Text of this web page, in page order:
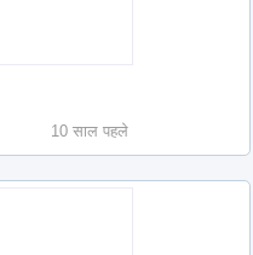
10 साल पहले